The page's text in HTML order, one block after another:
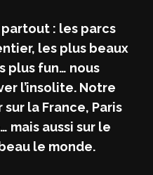
: les parcs
les plus beaux
plus fun… nous
l’insolite. Notre
la France, Paris
mais aussi sur le
le monde.